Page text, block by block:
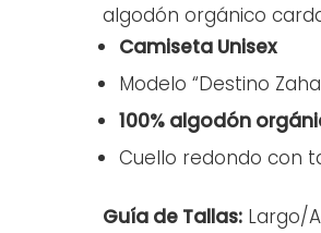
algodón orgánico
Camiseta Unisex
Modelo “Destino
100% algodón
Cuello redondo con
Guía de Tallas: Largo/